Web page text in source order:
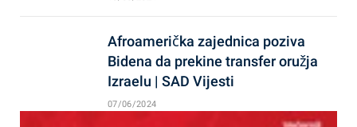
Afroamerička zajednica poziva
Bidena da prekine transfer oružja
Izraelu | SAD Vijesti
07/06/2024